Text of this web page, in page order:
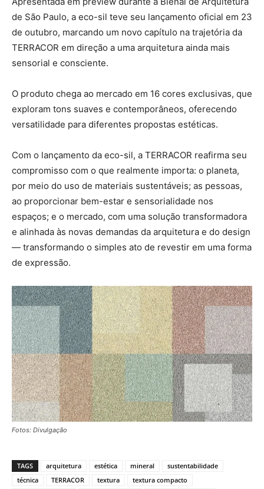
de São Paulo, a eco-sil teve seu lançamento oficial em 23
de outubro, marcando um novo capítulo na trajetória da
TERRACOR em direção a uma arquitetura ainda mais
sensorial e consciente.
O produto chega ao mercado em 16 cores exclusivas, que
exploram tons suaves e contemporâneos, oferecendo
versatilidade para diferentes propostas estéticas.
Com o lançamento da eco-sil, a TERRACOR reafirma seu
compromisso com o que realmente importa: o planeta,
por meio do uso de materiais sustentáveis; as pessoas,
ao proporcionar bem-estar e sensorialidade nos
espaços; e o mercado, com uma solução transformadora
e alinhada às novas demandas da arquitetura e do design
— transformando o simples ato de revestir em uma forma
de expressão.
Fotos: Divulgação
TAGS arquitetura estética mineral
sustentabilidade
técnica
TERRACOR textura textura compacto